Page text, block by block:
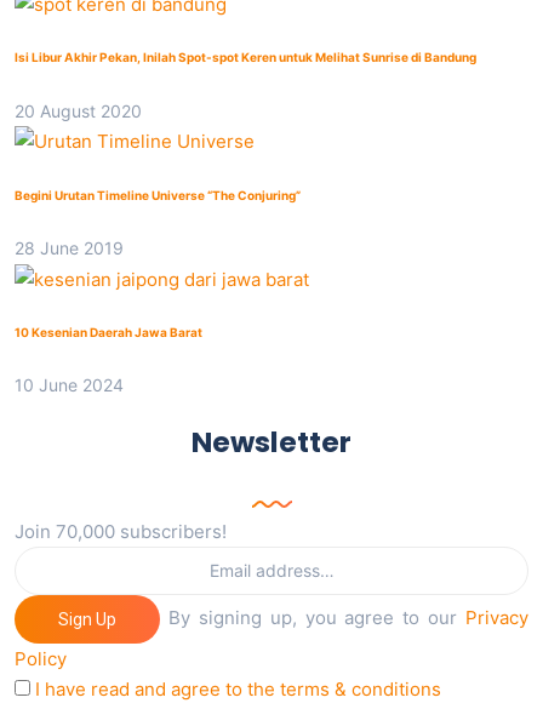
Isi Libur Akhir Pekan, Inilah Spot-spot Keren untuk Melihat Sunrise di Bandung
20 August 2020
Begini Urutan Timeline Universe “The Conjuring”
28 June 2019
10 Kesenian Daerah Jawa Barat
10 June 2024
Newsletter
Join 70,000 subscribers!
Sign Up By signing up, you agree to our Privacy
Policy
I have read and agree to the terms & conditions